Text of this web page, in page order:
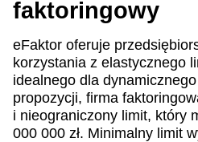
faktoringowy
eFaktor oferuje
korzystania z elastycznego
idealnego dla
propozycji, firma
i nieograniczony limit, który
000 000 zł. Minimalny limit